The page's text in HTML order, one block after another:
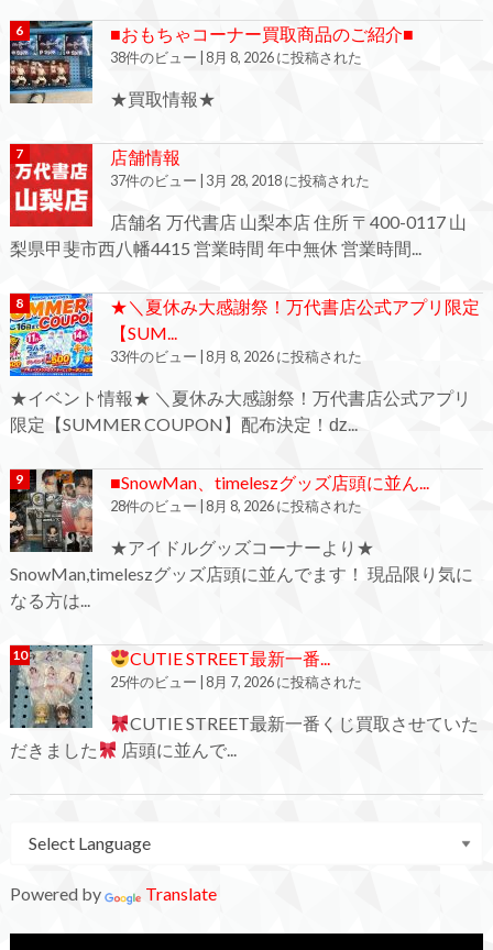
■おもちゃコーナー買取商品のご紹介■
38件のビュー 8月 8, 2026 に投稿された
★買取情報★
店舗情報
37件のビュー 3月 28, 2018 に投稿された
店舗名 万代書店 山梨本店 住所 〒400-0117 山
梨県甲斐市西八幡4415 営業時間 年中無休 営業時間...
★＼夏休み大感謝祭！万代書店公式アプリ限定
【SUM...
33件のビュー 8月 8, 2026 に投稿された
★イベント情報★ ＼夏休み大感謝祭！万代書店公式アプリ
限定【SUMMER COUPON】配布決定！ǳ...
■SnowMan、timeleszグッズ店頭に並ん...
28件のビュー 8月 8, 2026 に投稿された
★アイドルグッズコーナーより★
SnowMan,timeleszグッズ店頭に並んでます！ 現品限り気に
なる方は...
CUTIE STREET最新一番...
25件のビュー 8月 7, 2026 に投稿された
CUTIE STREET最新一番くじ買取させていた
だきました
店頭に並んで...
Powered by Translate